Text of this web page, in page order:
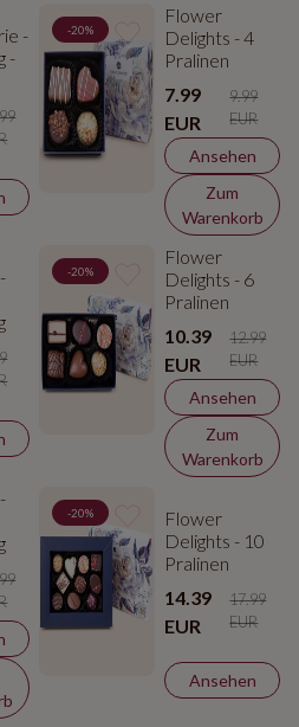
-
-
-20%
Flower
Delights - 4
Pralinen
7.99
EUR
9.99
EUR
Ansehen
Zum
Warenkorb
-20%
Flower
Delights - 6
Pralinen
10.39
EUR
12.99
EUR
Ansehen
Zum
Warenkorb
-20%
Flower
Delights - 10
Pralinen
14.39
EUR
17.99
EUR
Ansehen